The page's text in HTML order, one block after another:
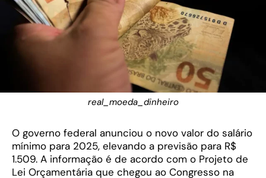
real_moeda_dinheiro
O governo federal anunciou o novo valor do salário
mínimo para 2025, elevando a previsão para R$
1.509. A informação é de acordo com o Projeto de
Lei Orçamentária que chegou ao Congresso na